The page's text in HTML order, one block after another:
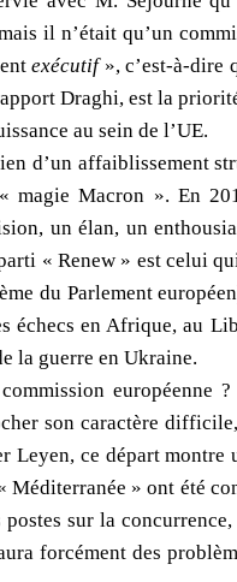
il n’était qu’un
exécutif», c’est-à-dire
Draghi, est la
au sein de l’UE.
d’un affaiblissement
magie Macron ». En
un élan, un
« Renew » est celui
du Parlement
en Afrique, au
la guerre en Ukraine.
européenne
son caractère
Leyen, ce départ
» ont été
sur la
forcément des